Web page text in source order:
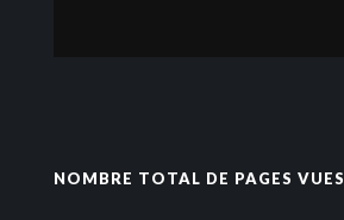
NOMBRE TOTAL DE PAGES VUES